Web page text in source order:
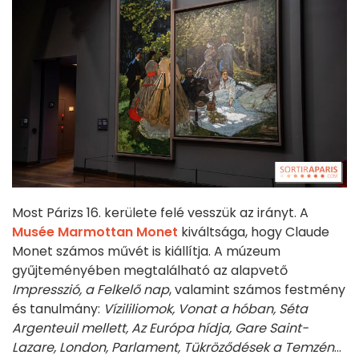
Most Párizs 16. kerülete felé vesszük az irányt. A
Musée Marmottan Monet kiváltsága, hogy Claude
Monet számos művét is kiállítja. A múzeum
gyűjteményében megtalálható az alapvető
Impresszió, a Felkelő nap, valamint számos festmény
és tanulmány: Vízililiomok, Vonat a hóban, Séta
Argenteuil mellett, Az Európa hídja, Gare Saint-
Lazare, London, Parlament, Tükröződések a Temzén...